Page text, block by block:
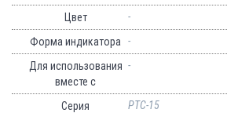
Цвет
-
Форма индикатора
-
Для использования
вместе с
-
Серия
PTC-15